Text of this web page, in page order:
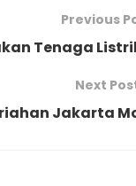
Previous
Tenaga
Next
Jakarta